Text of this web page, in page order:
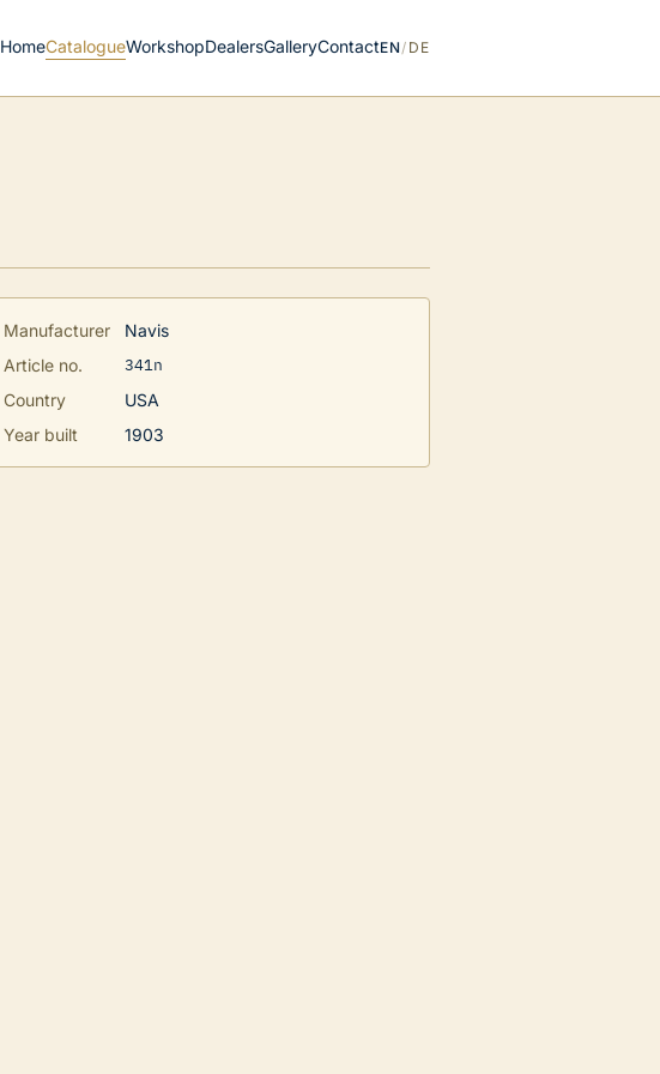
HomeCatalogueWorkshopDealersGalleryContactEN/ DE
Manufacturer
Navis
Article no.
341n
Country
USA
Year built
1903